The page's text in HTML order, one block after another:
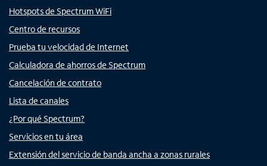
Hotspots de Spectrum WiFi
Centro de recursos
Prueba tu velocidad de Internet
Calculadora de ahorros de Spectrum
Cancelación de contrato
Lista de canales
¿Por qué Spectrum?
Servicios en tu área
Extensión del servicio de banda ancha a zonas rurales